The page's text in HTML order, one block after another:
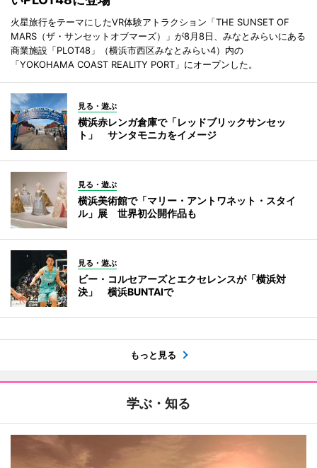
火星旅行をテーマにしたVR体験アトラクション「THE SUNSET OF
MARS（ザ・サンセットオブマーズ）」が8月8日、みなとみらいにある
商業施設「PLOT48」（横浜市西区みなとみらい4）内の
「YOKOHAMA COAST REALITY PORT」にオープンした。
見る・遊ぶ
横浜赤レンガ倉庫で「レッドブリックサンセッ
ト」 サンタモニカをイメージ
見る・遊ぶ
横浜美術館で「マリー・アントワネット・スタイ
ル」展 世界初公開作品も
見る・遊ぶ
ビー・コルセアーズとエクセレンスが「横浜対
決」 横浜BUNTAIで
もっと見る
学ぶ・知る